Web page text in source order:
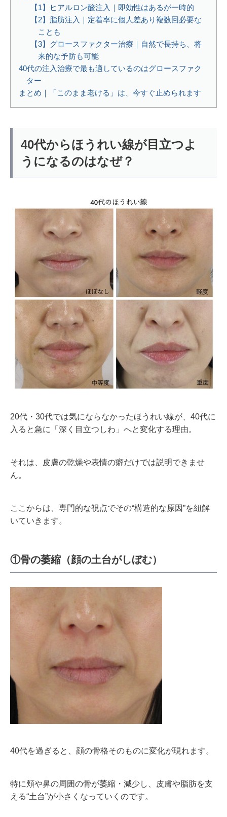
【1】ヒアルロン酸注入｜即効性はあるが一時的
【2】脂肪注入｜定着率に個人差あり複数回必要な
ことも
【3】グロースファクター治療｜自然で長持ち、将
来的な予防も可能
40代の注入治療で最も適しているのはグロースファク
ター
まとめ｜「このまま老ける」は、今すぐ止められます
40代からほうれい線が目立つよ
うになるのはなぜ？
20代・30代では気にならなかったほうれい線が、40代に
入ると急に「深く目立つしわ」へと変化する理由。
それは、皮膚の乾燥や表情の癖だけでは説明できませ
ん。
ここからは、専門的な視点でその“構造的な原因”を紐解
いていきます。
①骨の萎縮（顔の土台がしぼむ）
40代を過ぎると、顔の骨格そのものに変化が現れます。
特に頬や鼻の周囲の骨が萎縮・減少し、皮膚や脂肪を支
える“土台”が小さくなっていくのです。